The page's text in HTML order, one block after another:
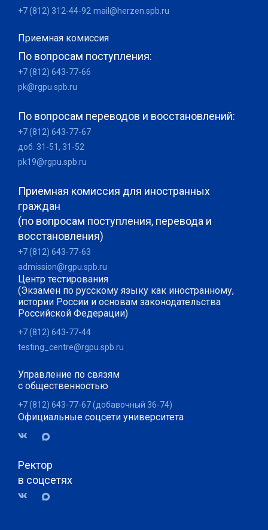
+7 (812) 312-44-92 mail@herzen.spb.ru
Приемная комиссия
По вопросам поступления:
+7 (812) 643-77-66
pk@rgpu.spb.ru
По вопросам переводов и восстановлений:
+7 (812) 643-77-67
доб. 31-51, 31-52
pk19@rgpu.spb.ru
Приемная комиссия для иностранных
граждан
(по вопросам поступления, перевода и
восстановления)
+7 (812) 643-77-63
admission@rgpu.spb.ru
Центр тестирования
(Экзамен по русскому языку как иностранному,
истории России и основам законодательства
Российской Федерации)
+7 (812) 643-77-44
testing_centre@rgpu.spb.ru
Управление по связям
с общественностью
+7 (812) 643-77-67 (добавочный 36-74)
Официальные соцсети университета
Ректор
в соцсетях